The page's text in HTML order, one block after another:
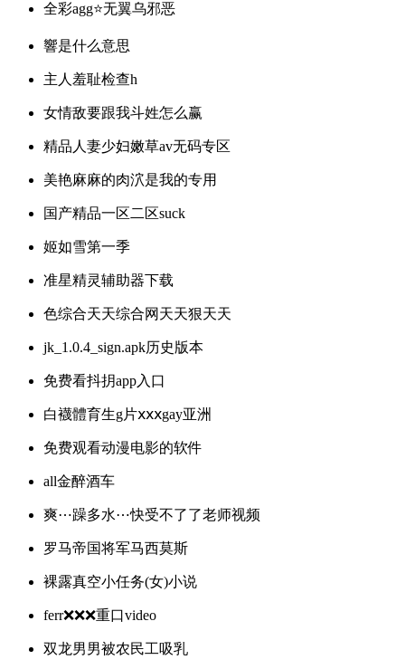
全彩agg⭐️无翼乌邪恶
響是什么意思
主人羞耻检查h
女情敌要跟我斗姓怎么赢
精品人妻少妇嫩草av无码专区
美艳麻麻的肉泬是我的专用
国产精品一区二区suck
姬如雪第一季
准星精灵辅助器下载
色综合天天综合网天天狠天天
jk_1.0.4_sign.apk历史版本
免费看抖抈app入口
白襪體育生g片ⅹⅹⅹgay亚洲
免费观看动漫电影的软件
all金醉酒车
爽⋯躁多水⋯快受不了了老师视频
罗马帝国将军马西莫斯
裸露真空小任务(女)小说
ferr❌❌❌重口video
双龙男男被农民工吸乳